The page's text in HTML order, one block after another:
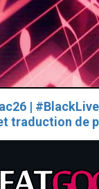
|
traduction de